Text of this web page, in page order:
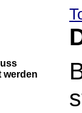
werden